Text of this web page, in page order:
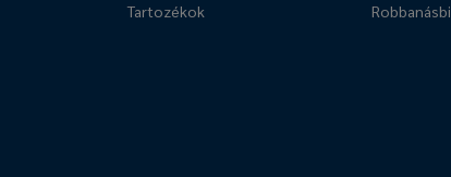
Tartozékok